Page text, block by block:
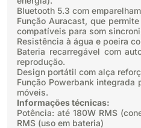
Bluetooth 5.3 com
Função Auracast, que
compatíveis para som
Resistência à água e poeira
Bateria recarregável com
reprodução.
Design portátil com alça
Função Powerbank
móveis.
Informações técnicas:
Potência: até 180W RMS
RMS (uso em bateria)